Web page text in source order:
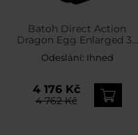
Batoh Direct Action
Dragon Egg Enlarged 30
l – Black
Odeslání: Ihned
4 176 Kč
4 762 Kč